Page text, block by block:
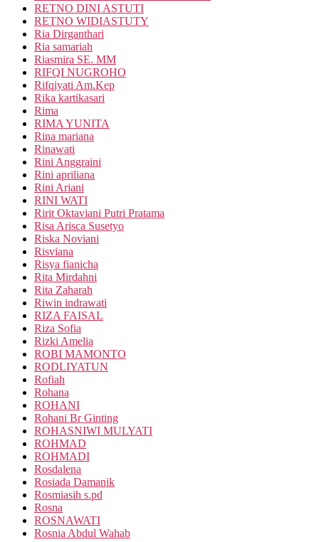
RETNO DINI ASTUTI
RETNO WIDIASTUTY
Ria Dirganthari
Ria samariah
Riasmira SE. MM
RIFQI NUGROHO
Rifqiyati Am.Kep
Rika kartikasari
Rima
RIMA YUNITA
Rina mariana
Rinawati
Rini Anggraini
Rini apriliana
Rini Ariani
RINI WATI
Ririt Oktaviani Putri Pratama
Risa Arisca Susetyo
Riska Noviani
Risviana
Risya fianicha
Rita Mirdahni
Rita Zaharah
Riwin indrawati
RIZA FAISAL
Riza Sofia
Rizki Amelia
ROBI MAMONTO
RODLIYATUN
Rofiah
Rohana
ROHANI
Rohani Br Ginting
ROHASNIWI MULYATI
ROHMAD
ROHMADI
Rosdalena
Rosiada Damanik
Rosmiasih s.pd
Rosna
ROSNAWATI
Rosnia Abdul Wahab